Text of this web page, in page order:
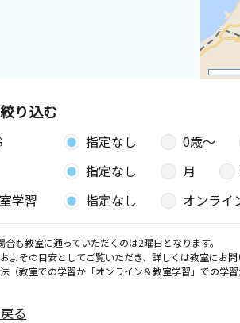
り込む
指定なし 0歳〜
指定なし 月
学習
指定なし オンライ
も教室に通っていただくのは2曜日となります。
よその目安としてご覧いただき、詳しくは教室にお
（教室での学習か「オンライン＆教室学習」での学
る